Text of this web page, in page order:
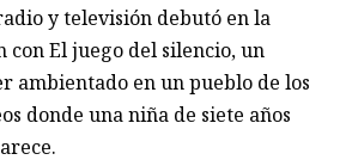
y televisión debutó en la
con El juego del silencio, un
ambientado en un pueblo de los
donde una niña de siete años